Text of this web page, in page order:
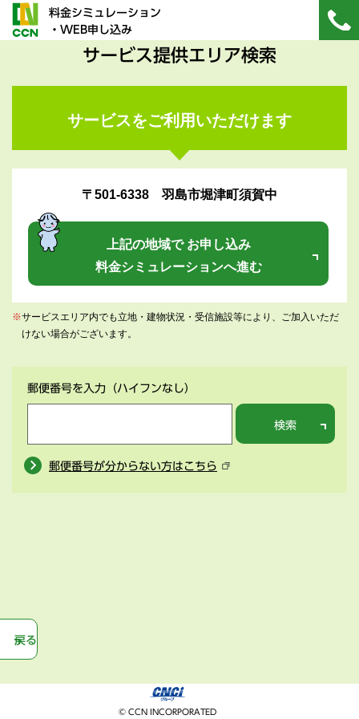
料金シミュレーション
・WEB申し込み
サービス提供エリア検索
サービスをご利用いただけます
〒501-6338 羽島市堀津町須賀中
上記の地域で お申し込み
料金シミュレーションへ進む
※サービスエリア内でも立地・建物状況・受信施設等により、ご加入いただ
けない場合がございます。
郵便番号を入力 （ハイフンなし）
検索
郵便番号が分からない方はこちら
戻る
© CCN INCORPORATED